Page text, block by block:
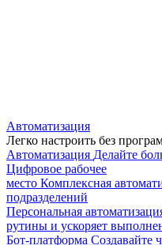
Автоматизация
Легко настроить без
Автоматизация Делайте
Цифровое рабочее
место Комплексная
подразделений
Персональная
рутины и ускоряет
Бот-платформа Создавайте